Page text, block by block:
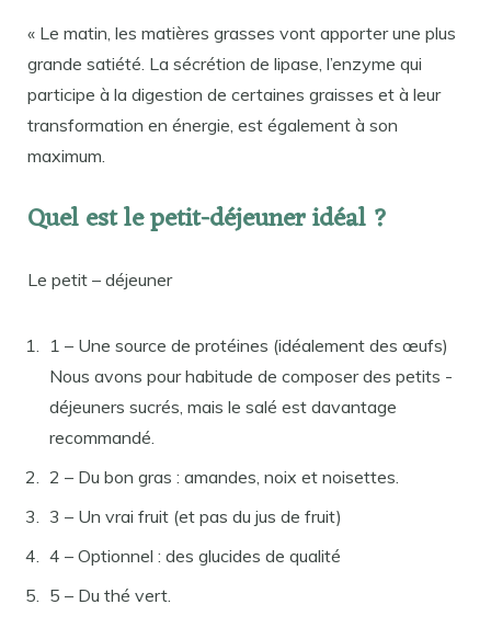
« Le matin, les matières grasses vont apporter une plus
grande satiété. La sécrétion de lipase, l’enzyme qui
participe à la digestion de certaines graisses et à leur
transformation en énergie, est également à son
maximum.
Quel est le petit-déjeuner idéal ?
Le petit – déjeuner
1 – Une source de protéines (idéalement des œufs)
Nous avons pour habitude de composer des petits -
déjeuners sucrés, mais le salé est davantage
recommandé.
2 – Du bon gras : amandes, noix et noisettes.
3 – Un vrai fruit (et pas du jus de fruit)
4 – Optionnel : des glucides de qualité
5 – Du thé vert.